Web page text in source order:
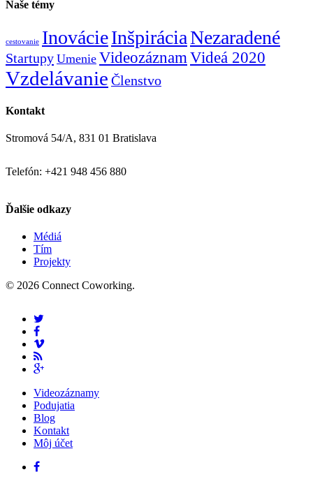
Naše témy
cestovanie InovácieInšpiráciaNezaradené
Startupy Umenie Videozáznam Videá 2020
Vzdelávanie Členstvo
Kontakt
Stromová 54/A, 831 01 Bratislava
Telefón: +421 948 456 880
Ďalšie odkazy
Médiá
Tím
Projekty
© 2026 Connect Coworking.
Videozáznamy
Podujatia
Blog
Kontakt
Môj účet